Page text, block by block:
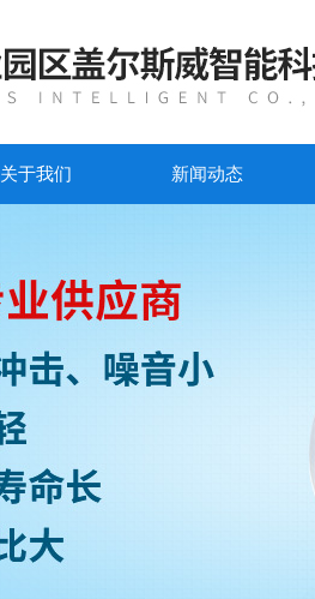
关于我们 新闻动态